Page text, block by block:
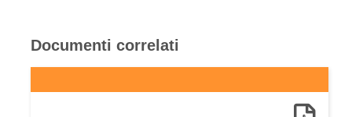
Documenti correlati